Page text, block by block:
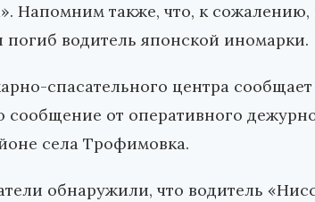
Напомним также, что, к сожалению,
водитель японской иномарки.
спасательного центра
сообщение от оперативного
села Трофимовка.
обнаружили, что водитель